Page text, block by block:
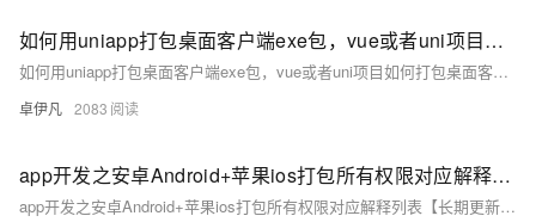
如何用uniapp打包桌面客户端exe包，vue或者uni项目如何打包桌面客户端之electron开发-优雅草央千澈以开源蜻蜓AI工具为例子演示完整教程-开源代码附上
如何用uniapp打包桌面客户端exe包，vue或者uni项目如何打包桌面客户端之electron开发-优雅草央千澈以开源蜻蜓AI工具为例子演示完整教程-开源代码附上
卓伊凡 2083
app开发之安卓Android+苹果ios打包所有权限对应解释列表【长期更新】-以及默认打包自动添加权限列表和简化后的基本打包权限列表以uniapp为例-优雅草央千澈
app开发之安卓Android+苹果ios打包所有权限对应解释列表【长期更新】-以及默认打包自动添加权限列表和简化后的基本打包权限列表以uniapp为例-优雅草央千澈